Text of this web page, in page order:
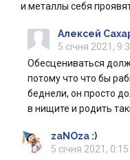
и металлы себя
Алексей
5 січня 2021,
Обесцениваться
потому что что бы
беднели, он просто
в нищите и родить
zaNOza :)
5 січня 2021, 0:15